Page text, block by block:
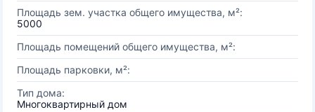
Площадь зем. участка общего имущества, м²:
5000
Площадь помещений общего имущества, м²:
Площадь парковки, м²:
Тип дома:
Многоквартирный дом